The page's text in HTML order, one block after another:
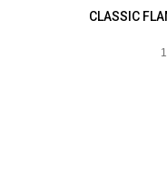
CLASSIC